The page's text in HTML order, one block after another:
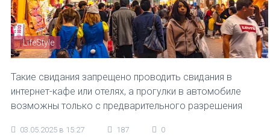
LifeStyle
Такие свидания запрещено проводить свидания в
интернет-кафе или отелях, а прогулки в автомобиле
возможны только с предварительного разрешения
03.05.2025 в 15:27 187 0